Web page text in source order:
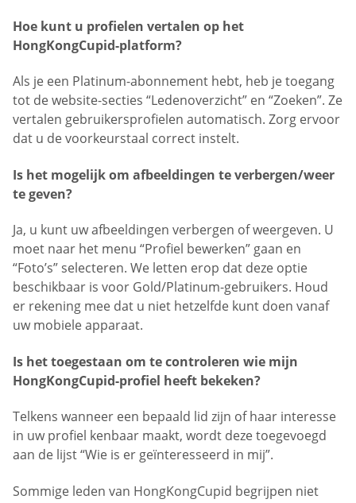
Hoe kunt u profielen vertalen op het
HongKongCupid-platform?
Als je een Platinum-abonnement hebt, heb je toegang
tot de website-secties “Ledenoverzicht” en “Zoeken”. Ze
vertalen gebruikersprofielen automatisch. Zorg ervoor
dat u de voorkeurstaal correct instelt.
Is het mogelijk om afbeeldingen te verbergen/weer
te geven?
Ja, u kunt uw afbeeldingen verbergen of weergeven. U
moet naar het menu “Profiel bewerken” gaan en
“Foto’s” selecteren. We letten erop dat deze optie
beschikbaar is voor Gold/Platinum-gebruikers. Houd
er rekening mee dat u niet hetzelfde kunt doen vanaf
uw mobiele apparaat.
Is het toegestaan om te controleren wie mijn
HongKongCupid-profiel heeft bekeken?
Telkens wanneer een bepaald lid zijn of haar interesse
in uw profiel kenbaar maakt, wordt deze toegevoegd
aan de lijst “Wie is er geïnteresseerd in mij”.
Sommige leden van HongKongCupid begrijpen niet